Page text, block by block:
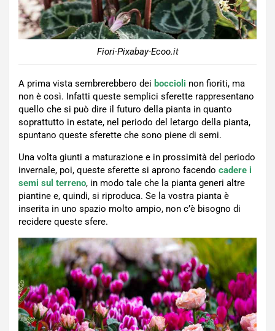
Fiori-Pixabay-Ecoo.it
A prima vista sembrerebbero dei boccioli non fioriti, ma
non è così. Infatti queste semplici sferette rappresentano
quello che si può dire il futuro della pianta in quanto
soprattutto in estate, nel periodo del letargo della pianta,
spuntano queste sferette che sono piene di semi.
Una volta giunti a maturazione e in prossimità del periodo
invernale, poi, queste sferette si aprono facendo cadere i
semi sul terreno, in modo tale che la pianta generi altre
piantine e, quindi, si riproduca. Se la vostra pianta è
inserita in uno spazio molto ampio, non c’è bisogno di
recidere queste sfere.